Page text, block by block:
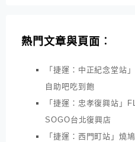
熱門文章與頁面︰
「捷運：中正紀念堂站
自助吧吃到飽
「捷運：忠孝復興站」
SOGO台北復興店
「捷運：西門町站」燒